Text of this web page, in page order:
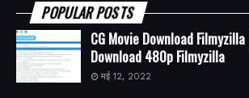
POPULAR POSTS
CG Movie Download Filmyzilla
Download 480p Filmyzilla
मई 12, 2022